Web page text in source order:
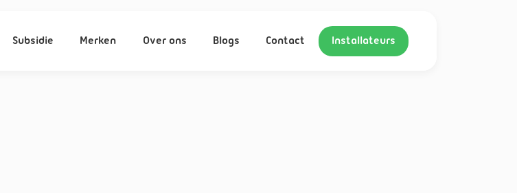
Subsidie Merken Over ons Blogs Contact Installateurs